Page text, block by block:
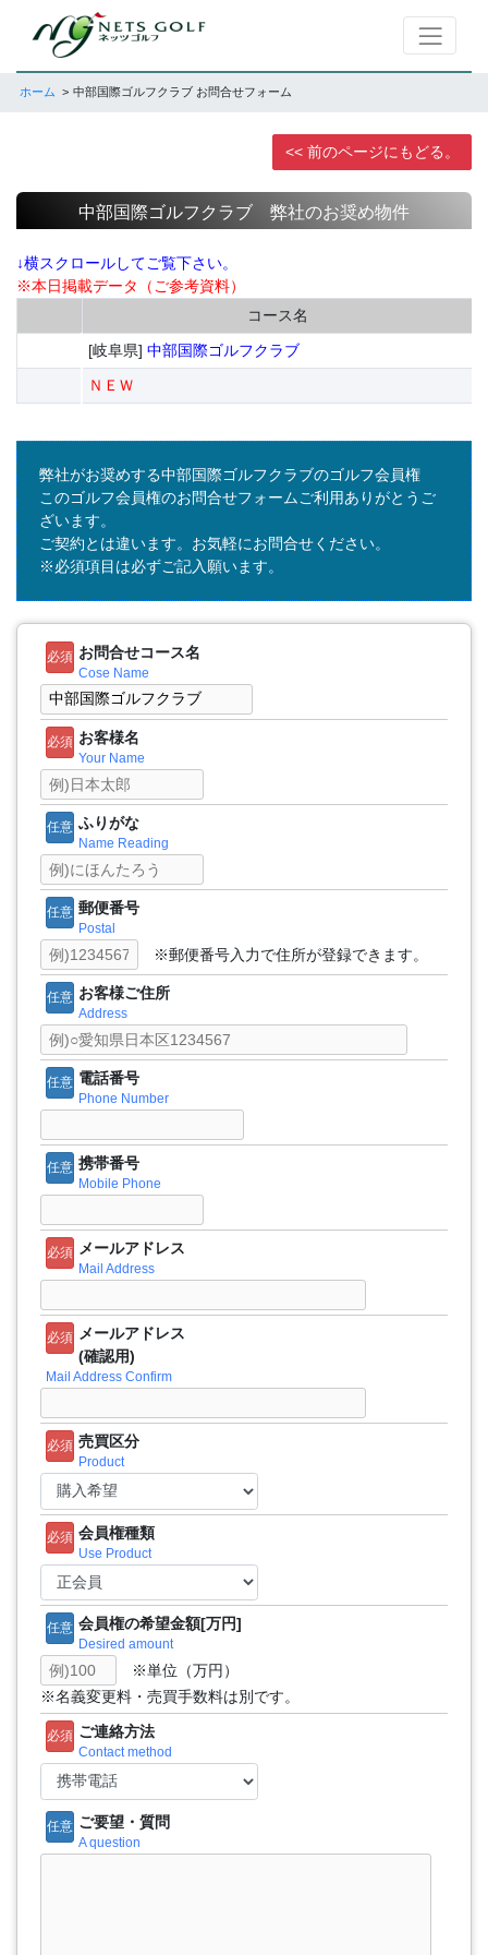
ホーム 中部国際ゴルフクラブ お問合せフォーム
<< 前のページにもどる。
中部国際ゴルフクラブ 弊社のお奨め物件
↓横スクロールしてご覧下さい。
※本日掲載データ（ご参考資料）
コース名
[岐阜県] 中部国際ゴルフクラブ
ＮＥＷ
弊社がお奨めする中部国際ゴルフクラブのゴルフ会員権
このゴルフ会員権のお問合せフォームご利用ありがとうご
ざいます。
ご契約とは違います。お気軽にお問合せください。
※必須項目は必ずご記入願います。
必須 お問合せコース名
Cose Name
必須 お客様名
Your Name
任意 ふりがな
Name Reading
任意 郵便番号
Postal
※郵便番号入力で住所が登録できます。
任意 お客様ご住所
Address
任意 電話番号
Phone Number
任意 携帯番号
Mobile Phone
必須 メールアドレス
Mail Address
必須 メールアドレス
(確認用)
Mail Address Confirm
必須 売買区分
Product
必須 会員権種類
Use Product
任意 会員権の希望金額[万円]
Desired amount
※単位（万円）
※名義変更料・売買手数料は別です。
必須 ご連絡方法
Contact method
任意 ご要望・質問
A question